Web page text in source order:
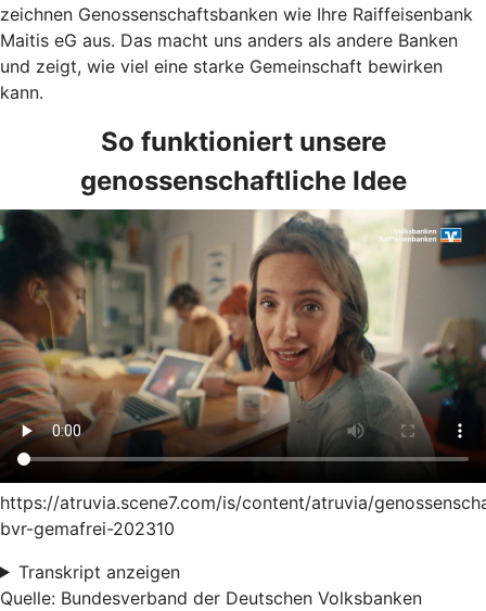
zeichnen Genossenschaftsbanken wie Ihre Raiffeisenbank
Maitis eG aus. Das macht uns anders als andere Banken
und zeigt, wie viel eine starke Gemeinschaft bewirken
kann.
So funktioniert unsere
genossenschaftliche Idee
https://atruvia.scene7.com/is/content/atruvia/
bvr-gemafrei-202310
Transkript anzeigen
Quelle: Bundesverband der Deutschen Volksbanken